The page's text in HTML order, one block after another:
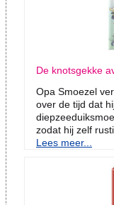
De knotsgekke
Opa Smoezel
over de tijd dat
zodat hij zelf
Lees meer...